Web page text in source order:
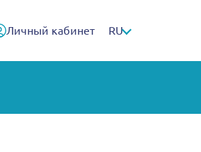
Личный кабинет RU